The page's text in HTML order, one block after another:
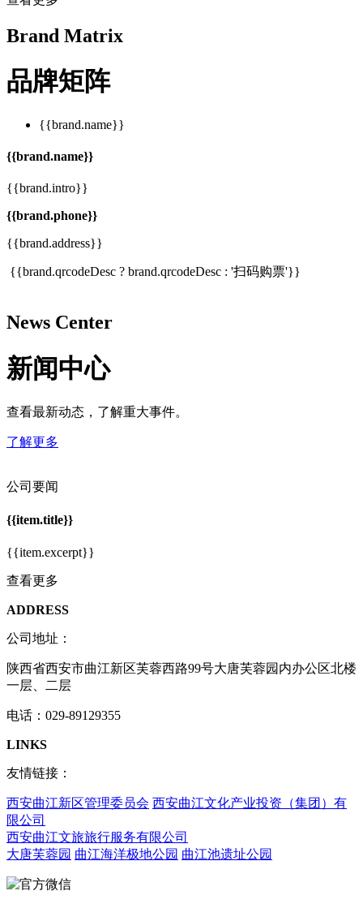
Brand Matrix
品牌矩阵
{{brand.name}}
{{brand.name}}
{{brand.intro}}
{{brand.phone}}
{{brand.address}}
{{brand.qrcodeDesc ? brand.qrcodeDesc : '扫码购票'}}
News Center
新闻中心
查看最新动态，了解重大事件。
了解更多
公司要闻
{{item.title}}
{{item.excerpt}}
查看更多
ADDRESS
公司地址：
陕西省西安市曲江新区芙蓉西路99号大唐芙蓉园内办公区北楼
一层、二层
电话：029-89129355
LINKS
友情链接：
西安曲江新区管理委员会 西安曲江文化产业投资（集团）有
限公司
西安曲江文旅旅行服务有限公司
大唐芙蓉园 曲江海洋极地公园 曲江池遗址公园